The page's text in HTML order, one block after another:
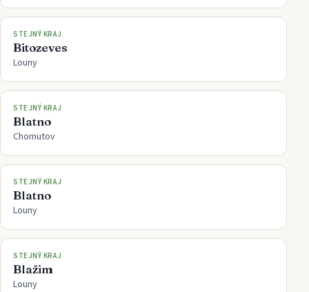
STEJNÝ KRAJ
Bitozeves
Louny
STEJNÝ KRAJ
Blatno
Chomutov
STEJNÝ KRAJ
Blatno
Louny
STEJNÝ KRAJ
Blažim
Louny